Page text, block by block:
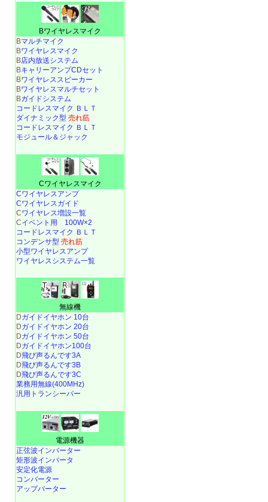
Bワイヤレスマイク
Bマルチマイク
Bワイヤレスマイク
B店内放送システム
BキャリーアンプCDセット
Bワイヤレススピーカー
Bワイヤレスマルチセット
Bガイドシステム
コードレスマイク ＢＬＴ
ダイナミック型 売れ筋
コードレスマイク ＢＬＴ
モジュール＆ジャック
Cワイヤレスマイク
Cワイヤレスアンプ
Cワイヤレスガイド
Cワイヤレス増設一覧
Cイベント用 100W×2
コードレスマイク ＢＬＴ
コンデンサ型 売れ筋
小型ワイヤレスアンプ
ワイヤレスシステム一覧
無線機
Dガイドイヤホン 10台
Dガイドイヤホン 20台
Dガイドイヤホン 50台
Dガイドイヤホン100台
D飛び声るんです3A
D飛び声るんです3B
D飛び声るんです3C
業務用無線(400MHz)
汎用トランシーバー
電源機器
正弦波インバーター
矩形波インバータ
安定化電源
コンバーター
アップバーター